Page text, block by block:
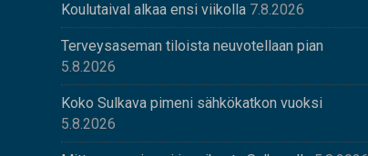
Koulutaival alkaa ensi viikolla 7.8.2026
Terveysaseman tiloista neuvotellaan pian
5.8.2026
Koko Sulkava pimeni sähkökatkon vuoksi
5.8.2026